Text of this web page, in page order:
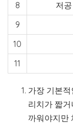
8
저
9
10
11
가장 기본
리치가 짧
까워야지만